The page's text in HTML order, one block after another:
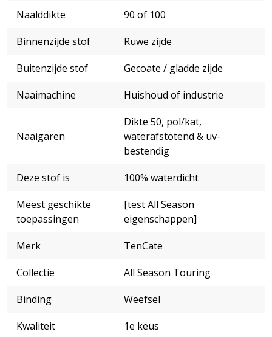
Naalddikte
90 of 100
Binnenzijde stof
Ruwe zijde
Buitenzijde stof
Gecoate / gladde zijde
Naaimachine
Huishoud of industrie
Naaigaren
Dikte 50, pol/kat,
waterafstotend & uv-
bestendig
Deze stof is
100% waterdicht
Meest geschikte
toepassingen
[test All Season
eigenschappen]
Merk
TenCate
Collectie
All Season Touring
Binding
Weefsel
Kwaliteit
1e keus